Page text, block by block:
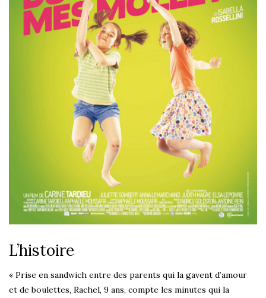
L’histoire
« Prise en sandwich entre des parents qui la gavent d’amour
et de boulettes, Rachel, 9 ans, compte les minutes qui la